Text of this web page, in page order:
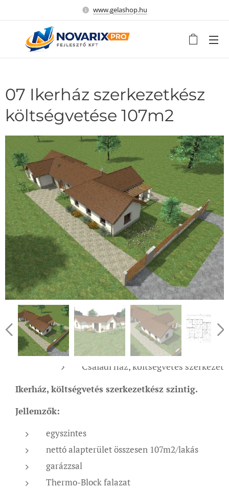
www.gelashop.hu
07 Ikerház szerkezetkész
költségvetése 107m2
Családi ház, költségvetés
Ikerház, költségvetés szerkezetkész szintig.
Jellemzők:
egyszintes
nettó alapterület összesen 107m2/lakás
garázzsal
Thermo-Block falazat